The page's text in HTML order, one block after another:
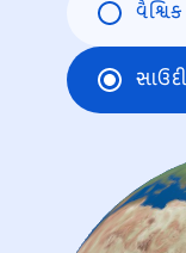
વૈશ્વિક